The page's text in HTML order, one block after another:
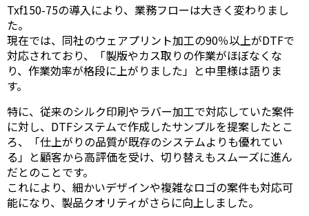
Txf150-75の導入により、業務フローは大きく変わりまし
た。
現在では、同社のウェアプリント加工の90％以上がDTFで
対応されており、「製版やカス取りの作業がほぼなくな
り、作業効率が格段に上がりました」と中里様は語りま
す。
特に、従来のシルク印刷やラバー加工で対応していた案件
に対し、DTFシステムで作成したサンプルを提案したとこ
ろ、「仕上がりの品質が既存のシステムよりも優れてい
る」と顧客から高評価を受け、切り替えもスムーズに進ん
だとのことです。
これにより、細かいデザインや複雑なロゴの案件も対応可
能になり、製品クオリティがさらに向上しました。